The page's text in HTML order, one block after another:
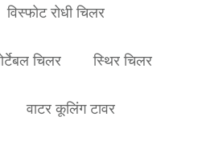
विस्फोट रोधी चिलर
चिलर स्थिर चिलर
वाटर कूलिंग टावर